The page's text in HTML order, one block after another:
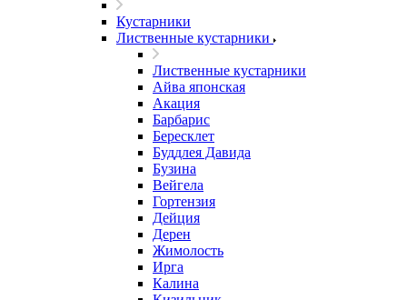
Кустарники
Лиственные кустарники
Лиственные кустарники
Айва японская
Акация
Барбарис
Бересклет
Буддлея Давида
Бузина
Вейгела
Гортензия
Дейция
Дерен
Жимолость
Ирга
Калина